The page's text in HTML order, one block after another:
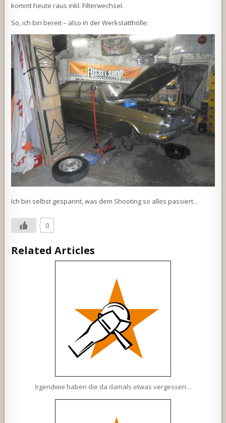
kommt heute raus inkl. Filterwechsel.
So, ich bin bereit – also in der Werkstatthölle:
Ich bin selbst gespannt, was dem Shooting so alles passiert…
0
Related Articles
Irgendwie haben die da damals etwas vergessen…